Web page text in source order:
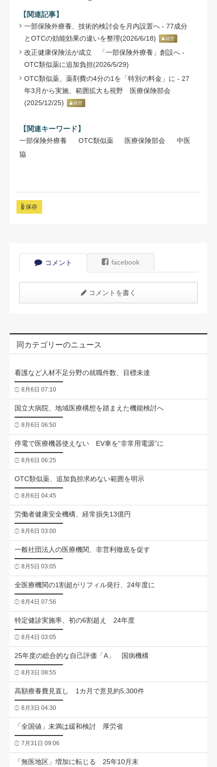
【関連記事】
一部保険外療養、技術的検討会を月内設置へ - 77成分
とOTCの効能効果の違いを整理(2026/6/18)
経営
改正健康保険法が成立 「一部保険外療養」創設へ -
OTC類似薬に追加負担(2026/5/29)
OTC類似薬、薬剤費の4分の1を「特別の料金」に - 27
年3月から実施、範囲拡大も視野 医療保険部会
(2025/12/25)
経営
【関連キーワード】
一部保険外療養 OTC類似薬 医療保険部会
中医
協
保存
コメント facebook
コメントを書く
同カテゴリーのニュース
看護など人材不足分野の就職件数、目標未達
8月6日 07:10
国立大病院、地域医療構想を踏まえた機能検討へ
8月6日 06:50
停電で医療機器使えない EV車を“非常用電源”に
8月6日 06:25
OTC類似薬、追加負担求めない範囲を明示
8月6日 04:45
労働者健康安全機構、経常損失13億円
8月6日 03:00
一般社団法人の医療機関、非営利徹底を促す
8月5日 03:05
全医療機関の1割超がリフィル発行、24年度に
8月4日 07:56
特定健診実施率、初の6割超え 24年度
8月4日 03:05
25年度の総合的な自己評価「A」 国病機構
8月3日 08:55
高額療養費見直し 1カ月で意見約5,300件
8月3日 04:30
「全国値」未満は緩和検討 厚労省
7月31日 09:06
「無医地区」増加に転じる 25年10月末